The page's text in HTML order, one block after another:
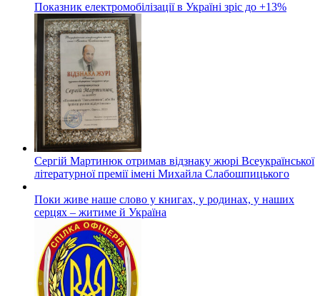
Показник електромобілізації в Україні зріс до +13%
Сергій Мартинюк отримав відзнаку жюрі Всеукраїнської
літературної премії імені Михайла Слабошпицького
Поки живе наше слово у книгах, у родинах, у наших
серцях – житиме й Україна